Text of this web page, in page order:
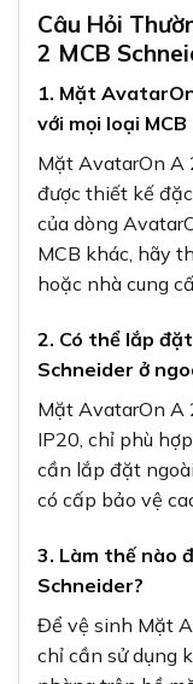
Câu Hỏi
2 MCB
1. Mặt
với mọi loại
Mặt AvatarOn A
được thiết kế
của dòng
MCB khác, hãy
hoặc nhà cung
2. Có thể lắp
Schneider ở
Mặt AvatarOn A
IP20, chỉ phù
cần lắp đặt
có cấp bảo vệ
3. Làm thế nào
Schneider?
Để vệ sinh Mặt
chỉ cần sử dụng